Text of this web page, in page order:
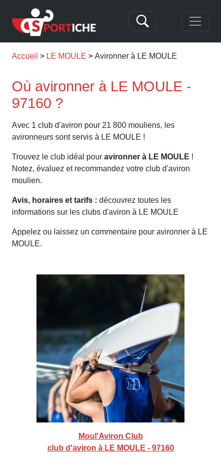
Accueil LE MOULE Avironner à LE MOULE
Où avironner à LE MOULE -
97160 ?
Avec 1 club d'aviron pour 21 800 mouliens, les
avironneurs sont servis à LE MOULE !
Trouvez le club idéal pour avironner à LE MOULE !
Notez, évaluez et recommandez votre club d'aviron
moulien.
Avis, horaires et tarifs : découvrez toutes les
informations sur les clubs d'aviron à LE MOULE
Appelez ou laissez un commentaire pour avironner à LE
MOULE.
Moul'Aviron Club
club d'aviron à LE MOULE - 97160